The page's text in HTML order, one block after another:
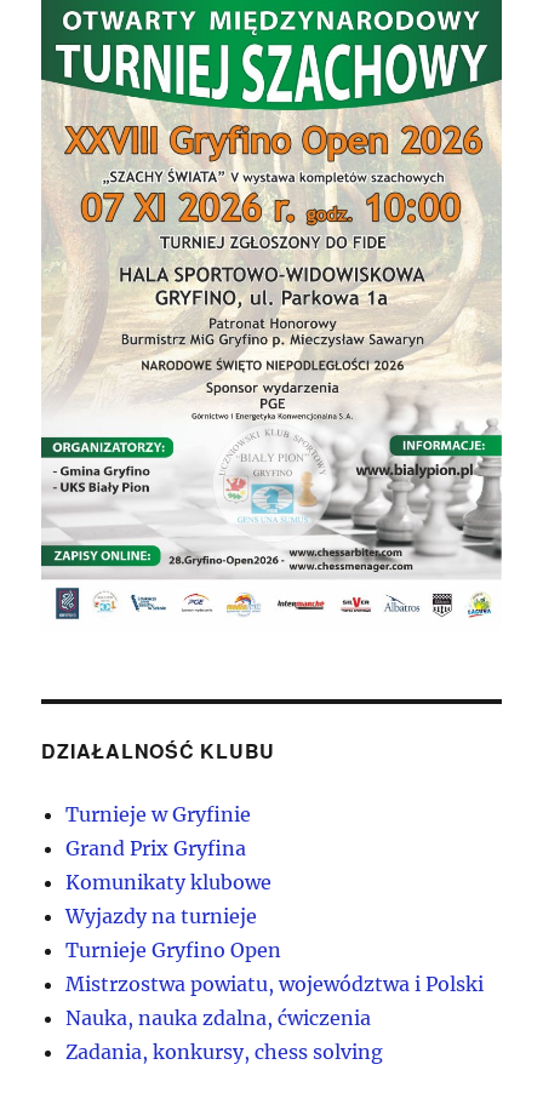
DZIAŁALNOŚĆ KLUBU
Turnieje w Gryfinie
Grand Prix Gryfina
Komunikaty klubowe
Wyjazdy na turnieje
Turnieje Gryfino Open
Mistrzostwa powiatu, województwa i Polski
Nauka, nauka zdalna, ćwiczenia
Zadania, konkursy, chess solving